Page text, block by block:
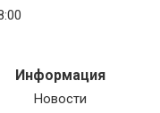
Информация
Новости